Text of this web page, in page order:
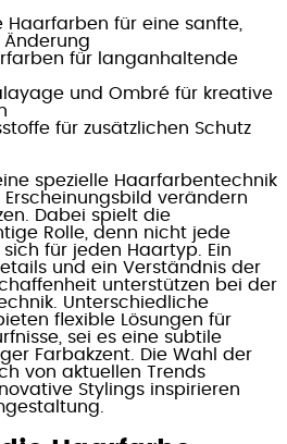
Haarfarben für eine sanfte,
für langanhaltende
und Ombré für kreative
für zusätzlichen Schutz
spezielle Haarfarbentechnik
verändern
Dabei spielt die
Rolle, denn nicht jede
für jeden Haartyp. Ein
und ein Verständnis der
unterstützen bei der
Unterschiedliche
flexible Lösungen für
sei es eine subtile
Farbakzent. Die Wahl der
von aktuellen Trends
Stylings inspirieren